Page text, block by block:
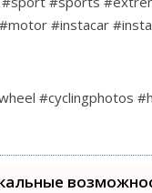
#instacar
#cyclingphotos